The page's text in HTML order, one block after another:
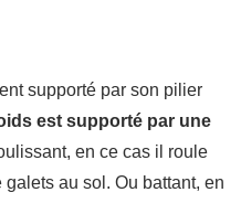
supporté par son pilier
est supporté par une
en ce cas il roule
au sol. Ou battant, en